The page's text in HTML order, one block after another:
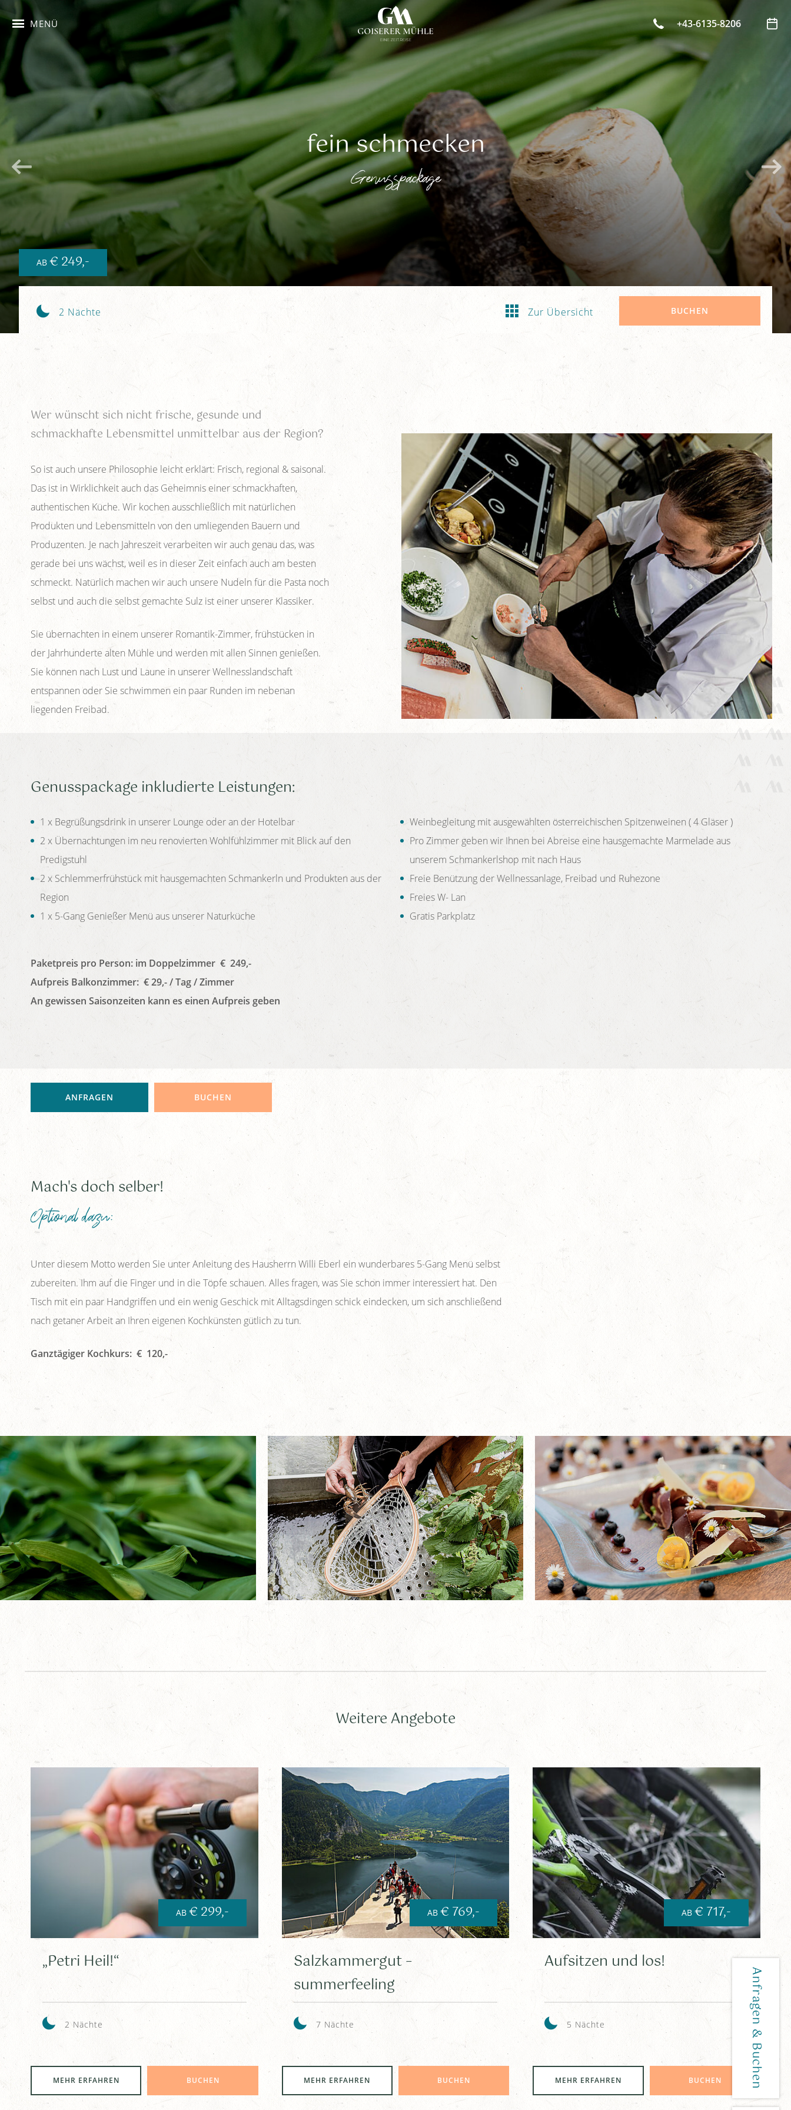
MENÜ +43-6135-8206
fein schmecken
Genusspackage
2 Nächte
AB € 249,-
Zur Übersicht BUCHEN
Wer wünscht sich nicht frische, gesunde und
schmackhafte Lebensmittel unmittelbar aus der Region?
So ist auch unsere Philosophie leicht erklärt: Frisch, regional & saisonal.
Das ist in Wirklichkeit auch das Geheimnis einer schmackhaften,
authentischen Küche. Wir kochen ausschließlich mit natürlichen
Produkten und Lebensmitteln von den umliegenden Bauern und
Produzenten. Je nach Jahreszeit verarbeiten wir auch genau das, was
gerade bei uns wächst, weil es in dieser Zeit einfach auch am besten
schmeckt. Natürlich machen wir auch unsere Nudeln für die Pasta noch
selbst und auch die selbst gemachte Sulz ist einer unserer Klassiker.
Sie übernachten in einem unserer Romantik-Zimmer, frühstücken in
der Jahrhunderte alten Mühle und werden mit allen Sinnen genießen.
Sie können nach Lust und Laune in unserer Wellnesslandschaft
entspannen oder Sie schwimmen ein paar Runden im nebenan
liegenden Freibad.
Genusspackage inkludierte Leistungen:
1 x Begrüßungsdrink in unserer Lounge oder an der Hotelbar
2 x Übernachtungen im neu renovierten Wohlfühlzimmer mit Blick auf den
Predigstuhl
2 x Schlemmerfrühstück mit hausgemachten Schmankerln und Produkten aus der
Region
1 x 5-Gang Genießer Menü aus unserer Naturküche
Weinbegleitung mit ausgewählten österreichischen Spitzenweinen ( 4 Gläser )
Pro Zimmer geben wir Ihnen bei Abreise eine hausgemachte Marmelade aus
unserem Schmankerlshop mit nach Haus
Freie Benützung der Wellnessanlage, Freibad und Ruhezone
Freies W- Lan
Gratis Parkplatz
Paketpreis pro Person: im Doppelzimmer € 249,-
Aufpreis Balkonzimmer: € 29,- / Tag / Zimmer
An gewissen Saisonzeiten kann es einen Aufpreis geben
ANFRAGEN BUCHEN
Mach's doch selber!
Optional dazu:
Unter diesem Motto werden Sie unter Anleitung des Hausherrn Willi Eberl ein wunderbares 5-Gang Menü selbst
zubereiten. Ihm auf die Finger und in die Töpfe schauen. Alles fragen, was Sie schon immer interessiert hat. Den
Tisch mit ein paar Handgriffen und ein wenig Geschick mit Alltagsdingen schick eindecken, um sich anschließend
nach getaner Arbeit an Ihren eigenen Kochkünsten gütlich zu tun.
Ganztägiger Kochkurs: € 120,-
Weitere Angebote
AB € 299,-
„Petri Heil!“
2 Nächte
MEHR ERFAHREN BUCHEN
AB€ 769,-
Salzkammergut –
summerfeeling
7 Nächte
MEHR ERFAHREN BUCHEN
AB € 717,-
Aufsitzen und los!
5 Nächte
MEHR ERFAHREN BUCHEN